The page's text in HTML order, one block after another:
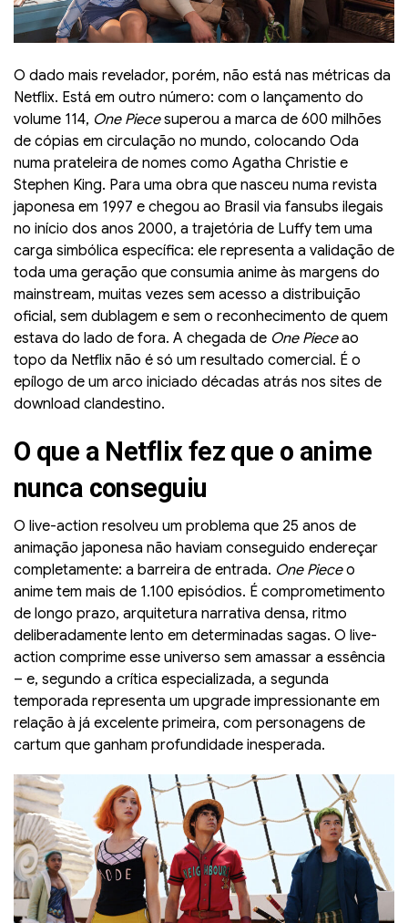
O dado mais revelador, porém, não está nas métricas da
Netflix. Está em outro número: com o lançamento do
volume 114, One Piecesuperou a marca de 600 milhões
de cópias em circulação no mundo, colocando Oda
numa prateleira de nomes como Agatha Christie e
Stephen King. Para uma obra que nasceu numa revista
japonesa em 1997 e chegou ao Brasil via fansubs ilegais
no início dos anos 2000, a trajetória de Luffy tem uma
carga simbólica específica: ele representa a validação de
toda uma geração que consumia anime às margens do
mainstream, muitas vezes sem acesso a distribuição
oficial, sem dublagem e sem o reconhecimento de quem
estava do lado de fora. A chegada de One Pieceao
topo da Netflix não é só um resultado comercial. É o
epílogo de um arco iniciado décadas atrás nos sites de
download clandestino.
O que a Netflix fez que o anime
nunca conseguiu
O live-action resolveu um problema que 25 anos de
animação japonesa não haviam conseguido endereçar
completamente: a barreira de entrada. One Pieceo
anime tem mais de 1.100 episódios. É comprometimento
de longo prazo, arquitetura narrativa densa, ritmo
deliberadamente lento em determinadas sagas. O live-
action comprime esse universo sem amassar a essência
– e, segundo a crítica especializada, a segunda
temporada representa um upgrade impressionante em
relação à já excelente primeira, com personagens de
cartum que ganham profundidade inesperada.